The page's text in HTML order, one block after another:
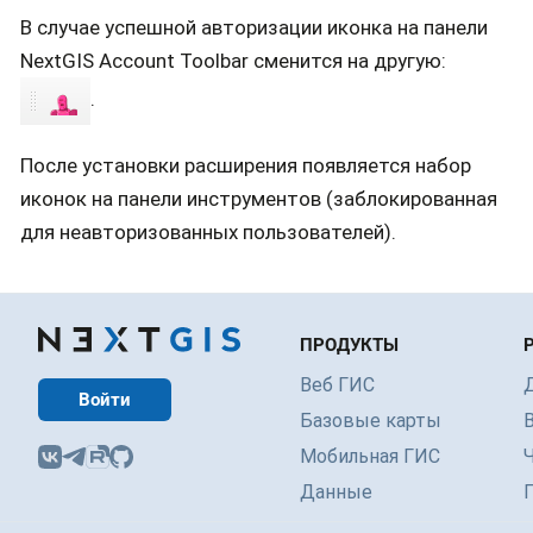
В случае успешной авторизации иконка на панели
NextGIS Account Toolbar сменится на другую:
.
После установки расширения появляется набор
иконок на панели инструментов (заблокированная
для неавторизованных пользователей).
Войти
ПРОДУКТЫ
Веб ГИС
Базовые карты
Мобильная ГИС
Данные